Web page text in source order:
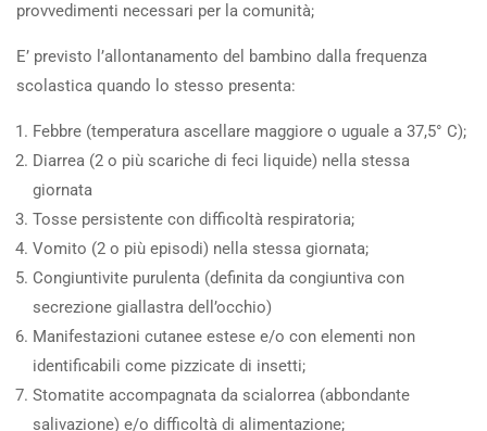
provvedimenti necessari per la comunità;
E’ previsto l’allontanamento del bambino dalla frequenza
scolastica quando lo stesso presenta:
Febbre (temperatura ascellare maggiore o uguale a 37,5° C);
Diarrea (2 o più scariche di feci liquide) nella stessa
giornata
Tosse persistente con difficoltà respiratoria;
Vomito (2 o più episodi) nella stessa giornata;
Congiuntivite purulenta (definita da congiuntiva con
secrezione giallastra dell’occhio)
Manifestazioni cutanee estese e/o con elementi non
identificabili come pizzicate di insetti;
Stomatite accompagnata da scialorrea (abbondante
salivazione) e/o difficoltà di alimentazione;